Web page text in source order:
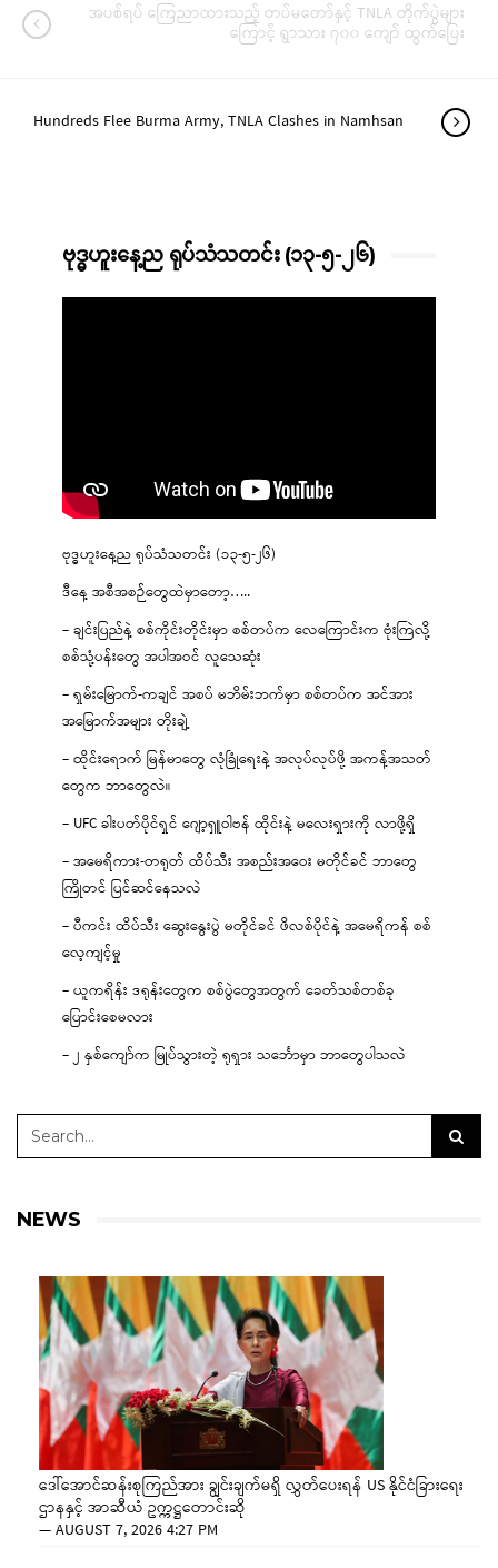
အပစ်ရပ် ကြေညာထားသည့် တပ်မတော်နှင့် TNLA တိုက်ပွဲများ
ကြောင့် ရွာသား ၇၀၀ ကျော် ထွက်ပြေး
Hundreds Flee Burma Army, TNLA Clashes in Namhsan
ဗုဒ္ဓဟူးနေ့ည ရုပ်သံသတင်း (၁၃-၅-၂၆)
ဗုဒ္ဓဟူးနေ့ည ရုပ်သံသတင်း (၁၃-၅-၂၆)
ဒီနေ့ အစီအစဉ်တွေထဲမှာတော့…..
– ချင်းပြည်နဲ့ စစ်ကိုင်းတိုင်းမှာ စစ်တပ်က လေကြောင်းက ဗုံးကြဲလို့
စစ်သုံ့ပန်းတွေ အပါအဝင် လူသေဆုံး
– ရှမ်းမြောက်-ကချင် အစပ် မဘိမ်းဘက်မှာ စစ်တပ်က အင်အား
အမြောက်အများ တိုးချဲ့
– ထိုင်းရောက် မြန်မာတွေ လုံခြုံရေးနဲ့ အလုပ်လုပ်ဖို့ အကန့်အသတ်
တွေက ဘာတွေလဲ။
– UFC ခါးပတ်ပိုင်ရှင် ဂျော့ရှူဝါဗန် ထိုင်းနဲ့ မလေးရှားကို လာဖို့ရှိ
– အမေရိကား-တရုတ် ထိပ်သီး အစည်းအဝေး မတိုင်ခင် ဘာတွေ
ကြိုတင် ပြင်ဆင်နေသလဲ
– ပီကင်း ထိပ်သီး ဆွေးနွေးပွဲ မတိုင်ခင် ဖိလစ်ပိုင်နဲ့ အမေရိကန် စစ်
လေ့ကျင့်မှု
– ယူကရိန်း ဒရုန်းတွေက စစ်ပွဲတွေအတွက် ခေတ်သစ်တစ်ခု
ပြောင်းစေမလား
– ၂ နှစ်ကျော်က မြုပ်သွားတဲ့ ရုရှား သင်္ဘောမှာ ဘာတွေပါသလဲ
NEWS
ဒေါ်အောင်ဆန်းစုကြည်အား ချွင်းချက်မရှိ လွှတ်ပေးရန် US နိုင်ငံခြားရေး
ဌာနနှင့် အာဆီယံ ဥက္ကဋ္ဌတောင်းဆို
—AUGUST 7, 2026 4:27 PM